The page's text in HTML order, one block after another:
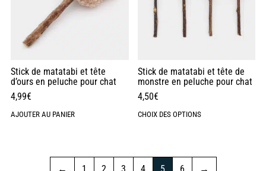
Stick de matatabi et tête
d’ours en peluche pour chat
4,99€
AJOUTER AU PANIER
Stick de matatabi et tête de
monstre en peluche pour chat
4,50€
CHOIX DES OPTIONS